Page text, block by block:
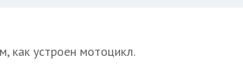
как устроен мотоцикл.